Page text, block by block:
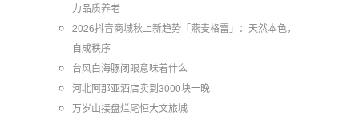
力品质养老
2026抖音商城秋上新趋势「燕麦格雷」：天然本色，
自成秩序
台风白海豚闭眼意味着什么
河北阿那亚酒店卖到3000块一晚
万岁山接盘烂尾恒大文旅城